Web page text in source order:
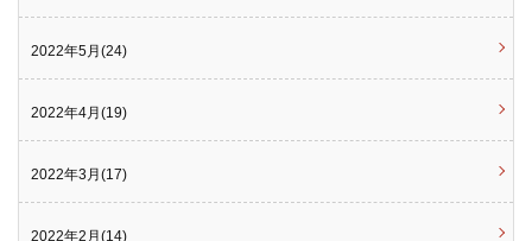
2022年5月(24)
2022年4月(19)
2022年3月(17)
2022年2月(14)